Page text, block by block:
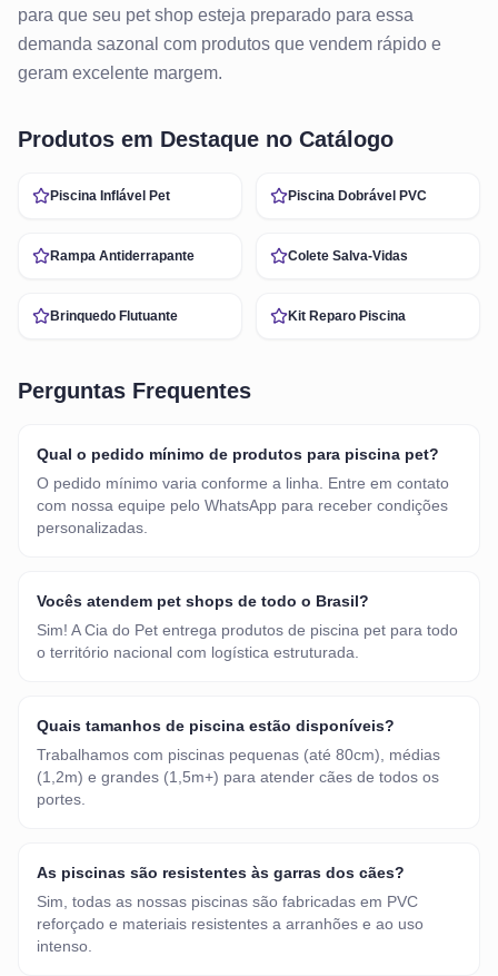
para que seu pet shop esteja preparado para essa
demanda sazonal com produtos que vendem rápido e
geram excelente margem.
Produtos em Destaque no Catálogo
Piscina Inflável Pet Piscina Dobrável PVC
Rampa Antiderrapante Colete Salva-Vidas
Brinquedo Flutuante Kit Reparo Piscina
Perguntas Frequentes
Qual o pedido mínimo de produtos para piscina pet?
O pedido mínimo varia conforme a linha. Entre em contato
com nossa equipe pelo WhatsApp para receber condições
personalizadas.
Vocês atendem pet shops de todo o Brasil?
Sim! A Cia do Pet entrega produtos de piscina pet para todo
o território nacional com logística estruturada.
Quais tamanhos de piscina estão disponíveis?
Trabalhamos com piscinas pequenas (até 80cm), médias
(1,2m) e grandes (1,5m+) para atender cães de todos os
portes.
As piscinas são resistentes às garras dos cães?
Sim, todas as nossas piscinas são fabricadas em PVC
reforçado e materiais resistentes a arranhões e ao uso
intenso.